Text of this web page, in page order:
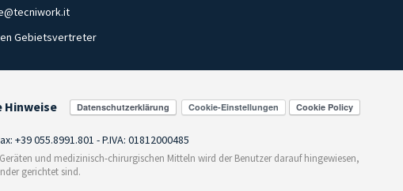
Gebietsvertreter
Hinweise Cookie-Einstellungen
+39 055.8991.801 - P.IVA: 01812000485
und medizinisch-chirurgischen Mitteln wird der Benutzer darauf hingewiesen,
gerichtet sind.